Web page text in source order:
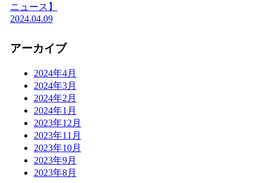
ニュース】
2024.04.09
アーカイブ
2024年4月
2024年3月
2024年2月
2024年1月
2023年12月
2023年11月
2023年10月
2023年9月
2023年8月